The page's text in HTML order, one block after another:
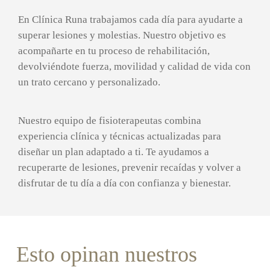
En Clínica Runa trabajamos cada día para ayudarte a
superar lesiones y molestias. Nuestro objetivo es
acompañarte en tu proceso de rehabilitación,
devolviéndote fuerza, movilidad y calidad de vida con
un trato cercano y personalizado.
Nuestro equipo de fisioterapeutas combina
experiencia clínica y técnicas actualizadas para
diseñar un plan adaptado a ti. Te ayudamos a
recuperarte de lesiones, prevenir recaídas y volver a
disfrutar de tu día a día con confianza y bienestar.
Esto opinan nuestros